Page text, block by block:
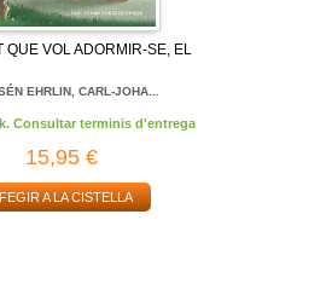
QUE VOL ADORMIR-SE, EL
EHRLIN, CARL-JOHA...
Consultar terminis d'entrega
15,95 €
A LA CISTELLA